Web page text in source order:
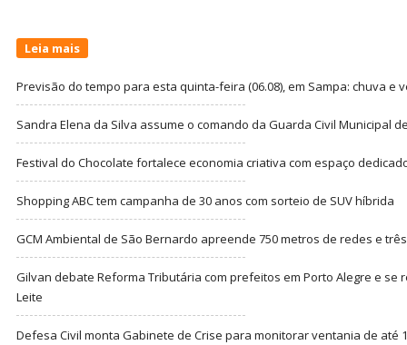
Leia mais
Previsão do tempo para esta quinta-feira (06.08), em Sampa: chuva e
Sandra Elena da Silva assume o comando da Guarda Civil Municipal
Festival do Chocolate fortalece economia criativa com espaço
Shopping ABC tem campanha de 30 anos com sorteio de SUV híbrida
GCM Ambiental de São Bernardo apreende 750 metros de redes e
Gilvan debate Reforma Tributária com prefeitos em Porto Alegre e se
Leite
Defesa Civil monta Gabinete de Crise para monitorar ventania de até